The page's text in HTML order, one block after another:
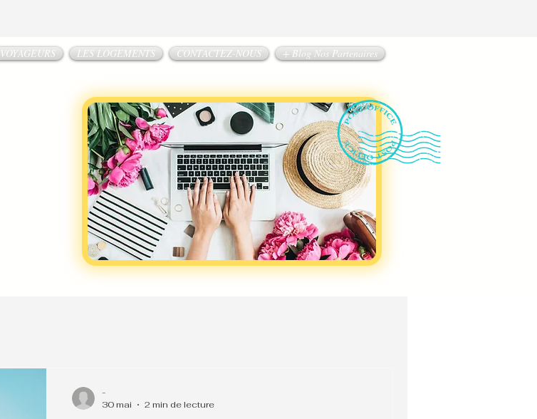
VOYAGEURS LES LOGEMENTS CONTACTEZ-NOUS + Blog Nos Partenaires
-
30 mai
2 min de lecture